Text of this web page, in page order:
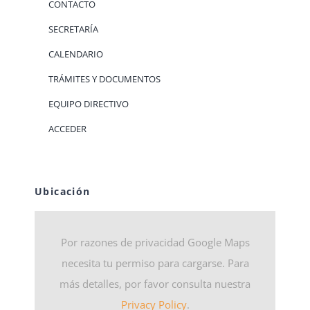
CONTACTO
SECRETARÍA
CALENDARIO
TRÁMITES Y DOCUMENTOS
EQUIPO DIRECTIVO
ACCEDER
Ubicación
Por razones de privacidad Google Maps
necesita tu permiso para cargarse. Para
más detalles, por favor consulta nuestra
Privacy Policy.